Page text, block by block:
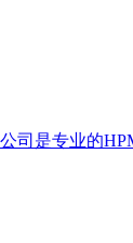
司是专业的